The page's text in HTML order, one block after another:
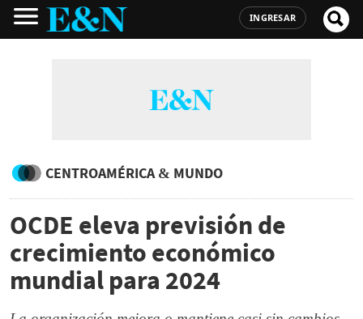
INGRESAR
CENTROAMÉRICA & MUNDO
OCDE eleva previsión de
crecimiento económico
mundial para 2024